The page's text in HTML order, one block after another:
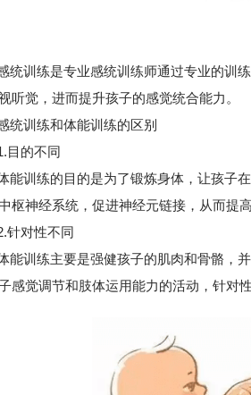
训练是专业感统训练师通过专业的训练
听觉，进而提升孩子的感觉统合能力。
训练和体能训练的区别
的不同
训练的目的是为了锻炼身体，让孩子在
枢神经系统，促进神经元链接，从而提
对性不同
训练主要是强健孩子的肌肉和骨骼，并
感觉调节和肢体运用能力的活动，针对